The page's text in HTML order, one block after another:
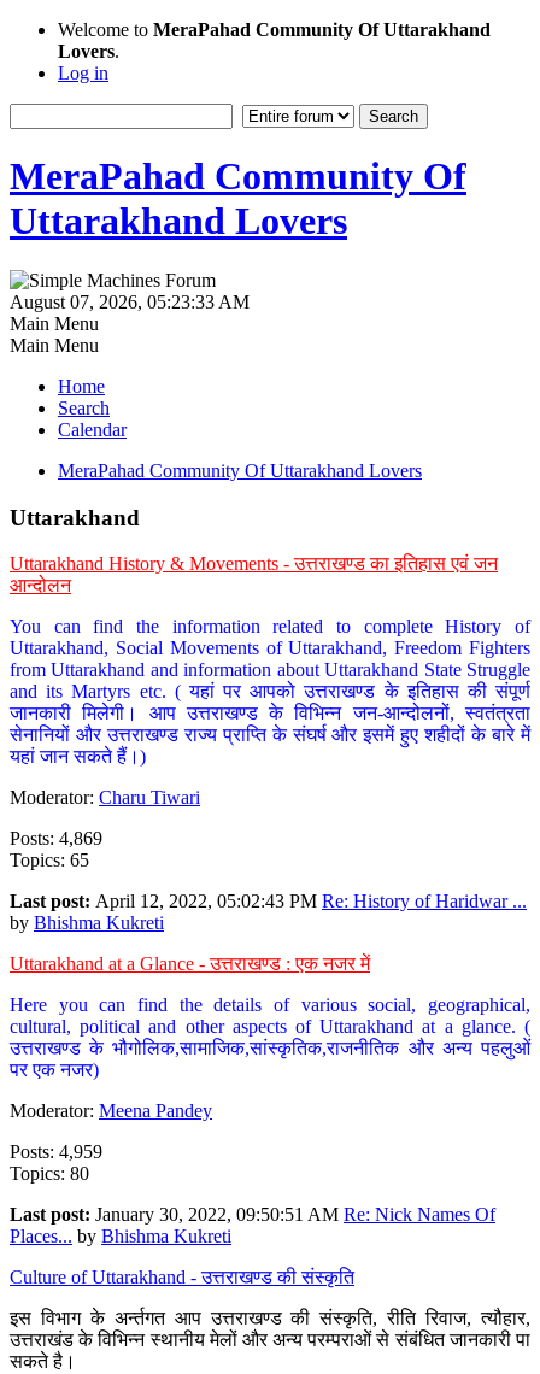
Welcome to MeraPahad Community Of Uttarakhand
Lovers.
Log in
MeraPahad Community Of
Uttarakhand Lovers
August 07, 2026, 05:23:33 AM
Main Menu
Main Menu
Home
Search
Calendar
MeraPahad Community Of Uttarakhand Lovers
Uttarakhand
Uttarakhand History & Movements - उत्तराखण्ड का इतिहास एवं जन
आन्दोलन
You can find the information related to complete History of
Uttarakhand, Social Movements of Uttarakhand, Freedom Fighters
from Uttarakhand and information about Uttarakhand State Struggle
and its Martyrs etc. ( यहां पर आपको उत्तराखण्ड के इतिहास की संपूर्ण
जानकारी मिलेगी। आप उत्तराखण्ड के विभिन्न जन-आन्दोलनों, स्वतंत्रता
सेनानियों और उत्तराखण्ड राज्य प्राप्ति के संघर्ष और इसमें हुए शहीदों के बारे में
यहां जान सकते हैं।)
Moderator: Charu Tiwari
Posts: 4,869
Topics: 65
Last post: April 12, 2022, 05:02:43 PM Re: History of Haridwar ...
by Bhishma Kukreti
Uttarakhand at a Glance - उत्तराखण्ड : एक नजर में
Here you can find the details of various social, geographical,
cultural, political and other aspects of Uttarakhand at a glance. (
उत्तराखण्ड के भौगोलिक,सामाजिक,सांस्कृतिक,राजनीतिक और अन्य पहलुओं
पर एक नजर)
Moderator: Meena Pandey
Posts: 4,959
Topics: 80
Last post: January 30, 2022, 09:50:51 AM Re: Nick Names Of
Places... by Bhishma Kukreti
Culture of Uttarakhand - उत्तराखण्ड की संस्कृति
इस विभाग के अर्न्तगत आप उत्तराखण्ड की संस्कृति, रीति रिवाज, त्यौहार,
उत्तराखंड के विभिन्न स्थानीय मेलों और अन्य परम्पराओं से संबंधित जानकारी पा
सकते है।